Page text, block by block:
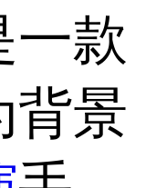
一款
背景